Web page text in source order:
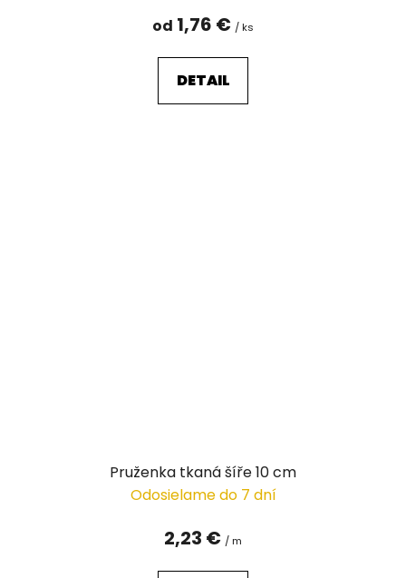
od 1,76 € / ks
DETAIL
Pruženka tkaná šíře 10 cm
Odosielame do 7 dní
2,23 € / m